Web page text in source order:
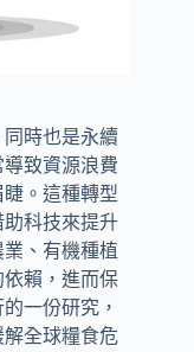
時也是永續
致資源浪費
。這種轉型
科技來提升
、有機種植
賴，進而保
一份研究，
全球糧食危